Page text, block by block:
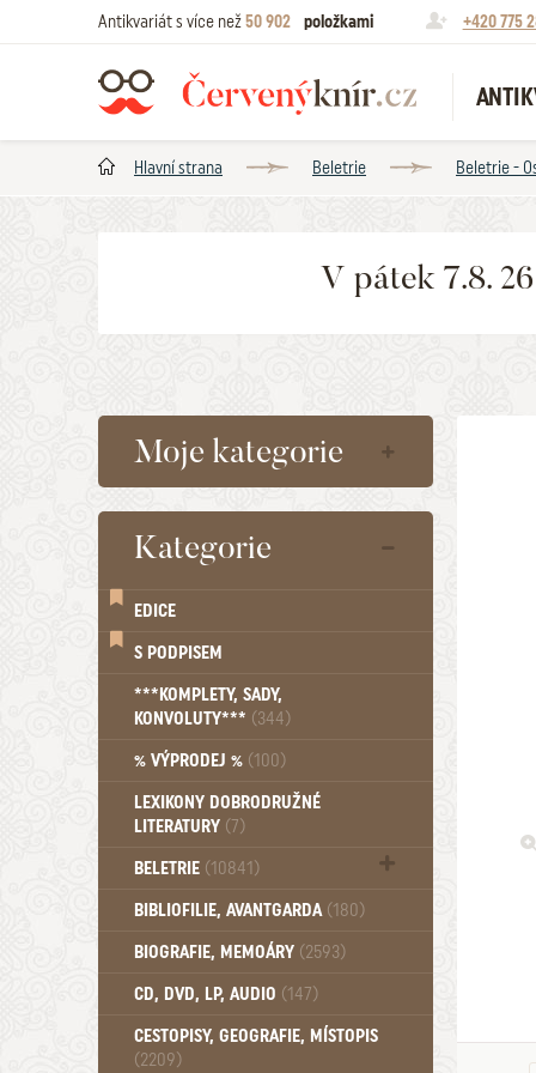
Antikvariát s více než50 902 položkami +420 775
Hlavní strana Beletrie Beletrie -
V pátek 7.8.
Moje kategorie
Kategorie
EDICE
S PODPISEM
***KOMPLETY, SADY,
KONVOLUTY*** (344)
% VÝPRODEJ % (100)
LEXIKONY DOBRODRUŽNÉ
LITERATURY (7)
BELETRIE (10841)
Beletrie - Historická (1388)
Beletrie - Povídky (1757)
Beletrie - Válečné romány (489)
Beletrie - Ženské a dívčí romány
(1522)
BIBLIOFILIE, AVANTGARDA (180)
BIOGRAFIE, MEMOÁRY (2593)
CD, DVD, LP, AUDIO (147)
CESTOPISY, GEOGRAFIE, MÍSTOPIS
(2209)